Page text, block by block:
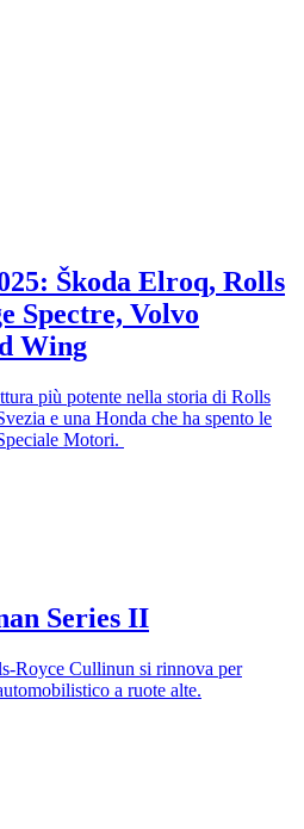
Škoda Elroq, Rolls
Spectre, Volvo
Wing
più potente nella storia di Rolls
e una Honda che ha spento le
Motori.
Series II
Royce Cullinun si rinnova per
a ruote alte.